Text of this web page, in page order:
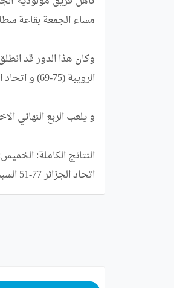
اتحاد الجزائر 77-51 السبت : وداد بوفاريك - اتحاد سطيف